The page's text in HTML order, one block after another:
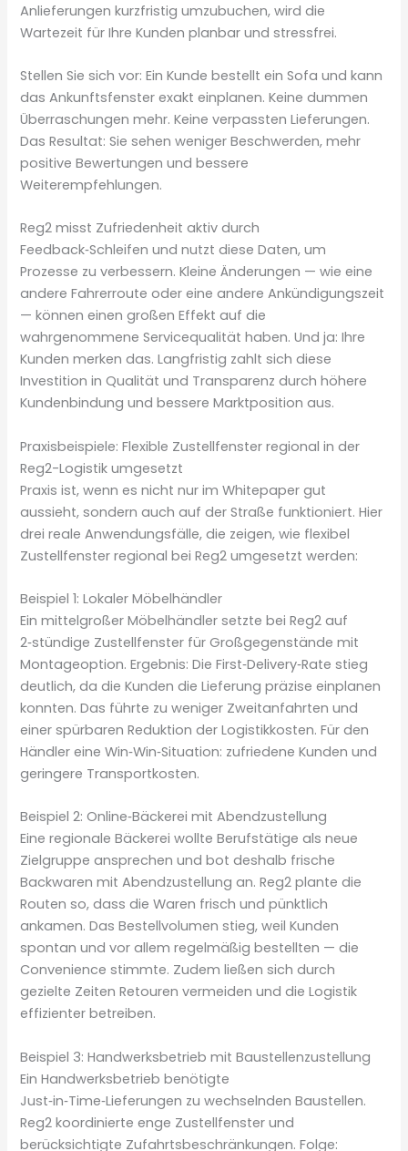
Anlieferungen kurzfristig umzubuchen, wird die
Wartezeit für Ihre Kunden planbar und stressfrei.
Stellen Sie sich vor: Ein Kunde bestellt ein Sofa und kann
das Ankunftsfenster exakt einplanen. Keine dummen
Überraschungen mehr. Keine verpassten Lieferungen.
Das Resultat: Sie sehen weniger Beschwerden, mehr
positive Bewertungen und bessere
Weiterempfehlungen.
Reg2 misst Zufriedenheit aktiv durch
Feedback‑Schleifen und nutzt diese Daten, um
Prozesse zu verbessern. Kleine Änderungen — wie eine
andere Fahrerroute oder eine andere Ankündigungszeit
— können einen großen Effekt auf die
wahrgenommene Servicequalität haben. Und ja: Ihre
Kunden merken das. Langfristig zahlt sich diese
Investition in Qualität und Transparenz durch höhere
Kundenbindung und bessere Marktposition aus.
Praxisbeispiele: Flexible Zustellfenster regional in der
Reg2-Logistik umgesetzt
Praxis ist, wenn es nicht nur im Whitepaper gut
aussieht, sondern auch auf der Straße funktioniert. Hier
drei reale Anwendungsfälle, die zeigen, wie flexibel
Zustellfenster regional bei Reg2 umgesetzt werden:
Beispiel 1: Lokaler Möbelhändler
Ein mittelgroßer Möbelhändler setzte bei Reg2 auf
2‑stündige Zustellfenster für Großgegenstände mit
Montageoption. Ergebnis: Die First‑Delivery‑Rate stieg
deutlich, da die Kunden die Lieferung präzise einplanen
konnten. Das führte zu weniger Zweitanfahrten und
einer spürbaren Reduktion der Logistikkosten. Für den
Händler eine Win‑Win‑Situation: zufriedene Kunden und
geringere Transportkosten.
Beispiel 2: Online‑Bäckerei mit Abendzustellung
Eine regionale Bäckerei wollte Berufstätige als neue
Zielgruppe ansprechen und bot deshalb frische
Backwaren mit Abendzustellung an. Reg2 plante die
Routen so, dass die Waren frisch und pünktlich
ankamen. Das Bestellvolumen stieg, weil Kunden
spontan und vor allem regelmäßig bestellten — die
Convenience stimmte. Zudem ließen sich durch
gezielte Zeiten Retouren vermeiden und die Logistik
effizienter betreiben.
Beispiel 3: Handwerksbetrieb mit Baustellenzustellung
Ein Handwerksbetrieb benötigte
Just‑in‑Time‑Lieferungen zu wechselnden Baustellen.
Reg2 koordinierte enge Zustellfenster und
berücksichtigte Zufahrtsbeschränkungen. Folge: